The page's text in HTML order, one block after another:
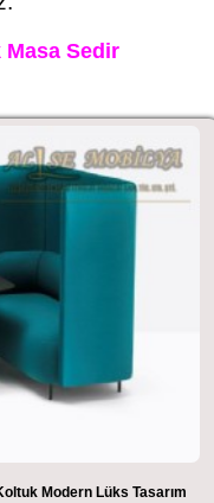
Sedir
Modern Lüks Tasarım